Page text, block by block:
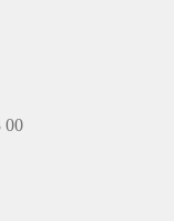
00